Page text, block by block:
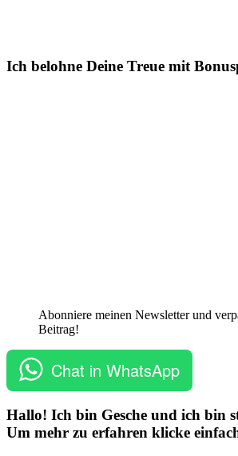
Ich belohne Deine Treue mit
Abonniere meinen Newsletter und
Beitrag!
Chat in WhatsApp
Hallo! Ich bin Gesche und ich bin
Um mehr zu erfahren klicke